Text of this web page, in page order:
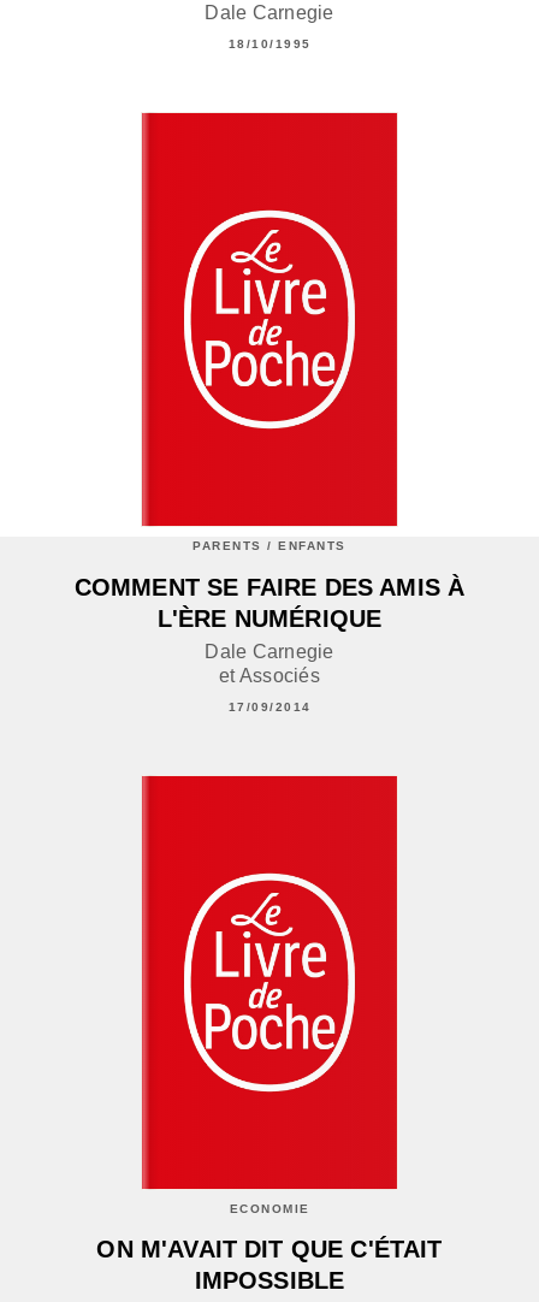
Dale Carnegie
18/10/1995
PARENTS / ENFANTS
COMMENT SE FAIRE DES AMIS À
L'ÈRE NUMÉRIQUE
Dale Carnegie
et Associés
17/09/2014
ECONOMIE
ON M'AVAIT DIT QUE C'ÉTAIT
IMPOSSIBLE